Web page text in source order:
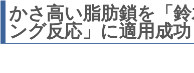
かさ高い脂肪鎖を「
ング反応」に適用成功